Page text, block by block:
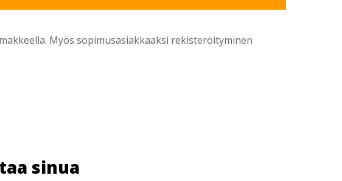
Myös sopimusasiakkaaksi rekisteröityminen
sinua